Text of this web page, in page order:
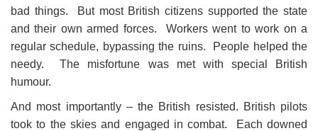
bad things. But most British citizens supported the state
and their own armed forces. Workers went to work on a
regular schedule, bypassing the ruins. People helped the
needy. The misfortune was met with special British
humour.
And most importantly – the British resisted. British pilots
took to the skies and engaged in combat. Each downed